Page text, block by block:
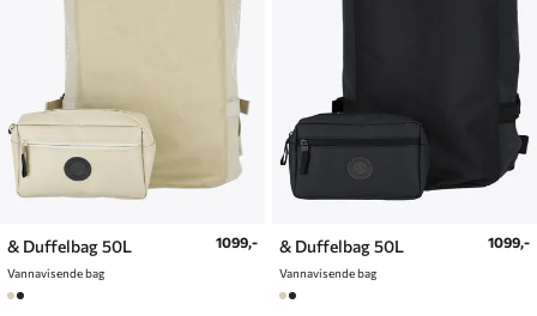
& Duffelbag 50L
Vannavisende bag
1099,- & Duffelbag 50L
Vannavisende bag
1099,-